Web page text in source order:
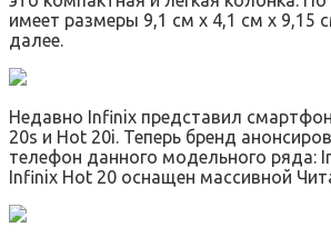
имеет размеры 9,1 см x 4,1 см x 9,15
далее.
Недавно Infinix представил
20s и Hot 20i. Теперь бренд
телефон данного модельного ряда:
Infinix Hot 20 оснащен массивной